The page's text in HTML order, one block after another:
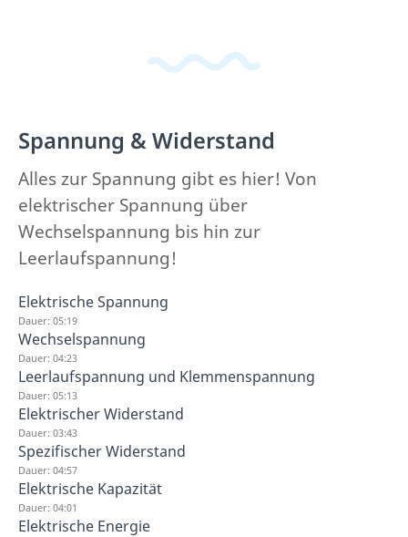
Spannung & Widerstand
Alles zur Spannung gibt es hier! Von
elektrischer Spannung über
Wechselspannung bis hin zur
Leerlaufspannung!
Elektrische Spannung
Dauer: 05:19
Wechselspannung
Dauer: 04:23
Leerlaufspannung und Klemmenspannung
Dauer: 05:13
Elektrischer Widerstand
Dauer: 03:43
Spezifischer Widerstand
Dauer: 04:57
Elektrische Kapazität
Dauer: 04:01
Elektrische Energie